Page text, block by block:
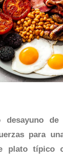
desayuno de
para
plato típico